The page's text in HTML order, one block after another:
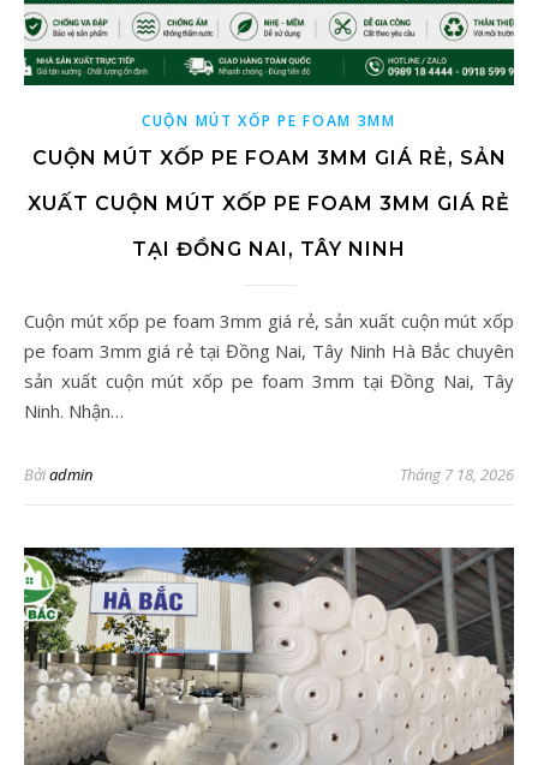
CUỘN MÚT XỐP PE FOAM 3MM
CUỘN MÚT XỐP PE FOAM 3MM GIÁ RẺ, SẢN
XUẤT CUỘN MÚT XỐP PE FOAM 3MM GIÁ RẺ
TẠI ĐỒNG NAI, TÂY NINH
Cuộn mút xốp pe foam 3mm giá rẻ, sản xuất cuộn mút xốp
pe foam 3mm giá rẻ tại Đồng Nai, Tây Ninh Hà Bắc chuyên
sản xuất cuộn mút xốp pe foam 3mm tại Đồng Nai, Tây
Ninh. Nhận…
Bởiadmin Tháng 7 18, 2026